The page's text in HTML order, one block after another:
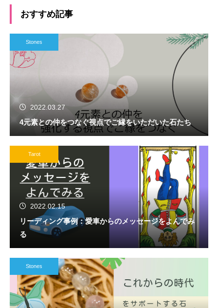
おすすめ記事
Stones
2022.03.27
4元素との仲をつなぐ視点でご縁をいただいた石たち
Tarot
2022.02.15
リーディング事例：愛車からのメッセージをよんでみ
る
Stones